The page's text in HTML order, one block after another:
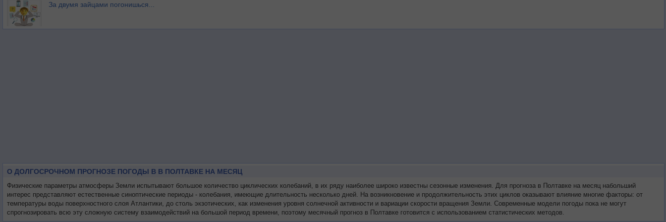
За двумя зайцами погонишься...
О ДОЛГОСРОЧНОМ ПРОГНОЗЕ ПОГОДЫ В В ПОЛТАВКЕ НА МЕСЯЦ
Физические параметры атмосферы Земли испытывают большое количество циклических колебаний, в их ряду наиболее широко известны сезонные изменения. Для прогноза в Полтавке на месяц набольший
интерес представляют естественные синоптические периоды - колебания, имеющие длительность несколько дней. На возникновение и продолжительность этих циклов оказывают влияние многие факторы: от
температуры воды поверхностного слоя Атлантики, до столь экзотических, как изменения уровня солнечной активности и вариации скорости вращения Земли. Современные модели погоды пока не могут
спрогнозировать всю эту сложную систему взаимодействий на большой период времени, поэтому месячный прогноз в Полтавке готовится с использованием статистических методов.